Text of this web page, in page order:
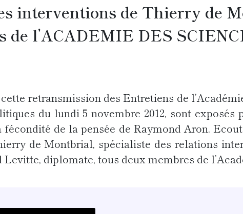
interventions de Thierry de
de l’ACADEMIE DES
retransmission des Entretiens de
du lundi 5 novembre 2012, sont exposés
fécondité de la pensée de Raymond Aron.
de Montbrial, spécialiste des relations
Levitte, diplomate, tous deux membres de